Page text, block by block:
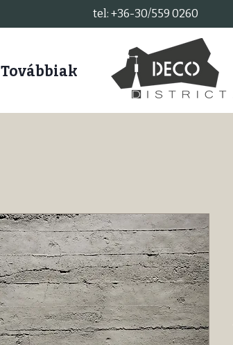
tel: +36-30/559 0260
Továbbiak